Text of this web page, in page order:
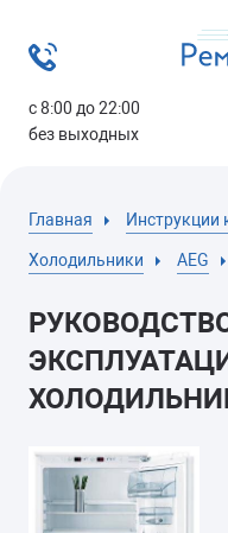
с 8:00 до 22:00
без выходных
Главная Инструкции
Холодильники AEG